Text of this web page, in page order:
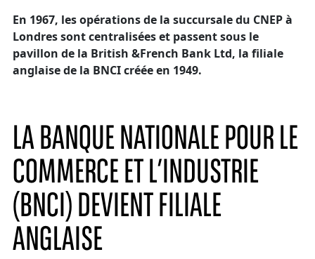
En 1967, les opérations de la succursale du CNEP à
Londres sont centralisées et passent sous le
pavillon de la British &French Bank Ltd, la filiale
anglaise de la BNCI créée en 1949.
LA BANQUE NATIONALE POUR LE
COMMERCE ET L’INDUSTRIE
(BNCI) DEVIENT FILIALE
ANGLAISE